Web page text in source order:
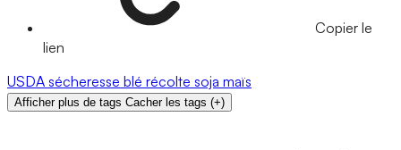
Copier le
lien
USDA sécheresse blé récolte soja maïs
Afficher plus de tags Cacher les tags (+)